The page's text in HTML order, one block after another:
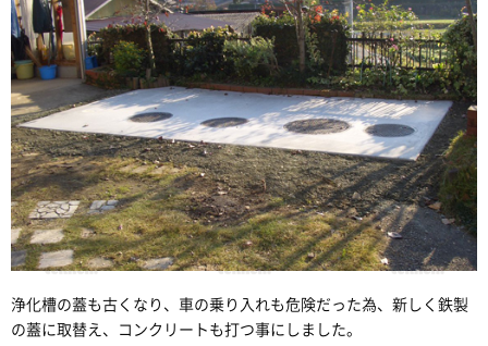
浄化槽の蓋も古くなり、車の乗り入れも危険だった為、新しく鉄製
の蓋に取替え、コンクリートも打つ事にしました。